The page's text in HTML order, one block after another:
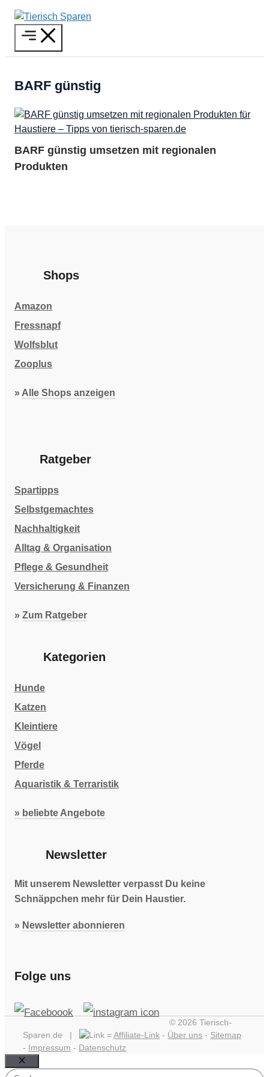
Zum
Inhalt
springen
BARF günstig
BARF günstig umsetzen mit regionalen
Produkten
Shops
Amazon
Fressnapf
Wolfsblut
Zooplus
» Alle Shops anzeigen
Ratgeber
Spartipps
Selbstgemachtes
Nachhaltigkeit
Alltag & Organisation
Pflege & Gesundheit
Versicherung & Finanzen
» Zum Ratgeber
Kategorien
Hunde
Katzen
Kleintiere
Vögel
Pferde
Aquaristik & Terraristik
» beliebte Angebote
Newsletter
Mit unserem Newsletter verpasst Du keine
Schnäppchen mehr für Dein Haustier.
» Newsletter abonnieren
Folge uns
© 2026 Tierisch-
Sparen.de |
=Affiliate-Link - Über uns - Sitemap
- Impressum - Datenschutz
Schließen